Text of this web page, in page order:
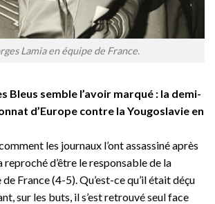
Lamia en équipe de France.
Bleus semble l’avoir marqué : la demi-
d’Europe contre la Yougoslavie en
les journaux l’ont assassiné après
reproché d’être le responsable de la
France (4-5). Qu’est-ce qu’il était déçu
sur les buts, il s’est retrouvé seul face